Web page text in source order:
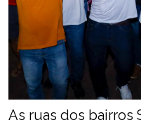
As ruas dos bairros